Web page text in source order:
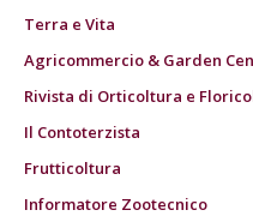
Terra e Vita
Agricommercio & Garden
Rivista di Orticoltura e
Il Contoterzista
Frutticoltura
Informatore Zootecnico